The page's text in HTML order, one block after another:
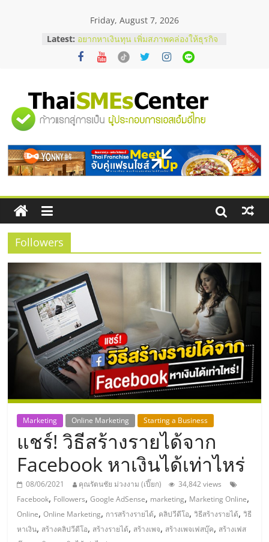
Friday, August 7, 2026
Latest: อยากหาเงินทุน เพิ่มสภาพคล่องให้ธุรกิจ
เริ่มยังไงให้ผ่านฉลุย
สัมมนาออนไลน์ โอกาสบริหารสถานี
ThaiFranchise Meet Up จับคู่แฟรน
ไชส์ ครั้งที่ 8
ร้านเครื่องเสียงคุณภาพสูง พร้อม
บริษัท Cybersecurity ในไทยที่ไหนดี?
วิธีเลือกผู้ให้บริการให้คุ้มค่าและตอบ
โจทย์ธุรกิจ
"ศูนย์
รวม
ข้อมูล
ธุรกิจ
SME
แห่ง
ประเทศไทย,
ThaiSMEsCenter,
รวม
ธุรกิจ
เอ
ส
เอ็
Followers
Marketing Online Marketing Starting a Business
แชร์! วิธีสร้างรายได้จาก
Facebook หาเงินได้เท่าไหร่
08/06/2021 คุณรัตนชัย ม่วงงาม (เปี๊ยก)
34,842 views
Facebook, Followers,Google AdSense, marketing, Marketing Online,
Online,Online Marketing, การสร้างรายได้, คลิปวีดีโอ,วิธีสร้างรายได้,วิธี
หาเงิน, สร้างคลิปวีดีโอ, สร้างรายได้, สร้างเพจ, สร้างเพจเฟสบุ๊ค, สร้างเฟส